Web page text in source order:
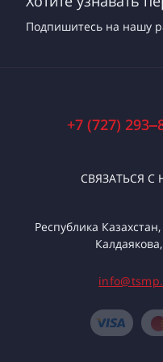
Подпишитесь на нашу
+7 (727)
СВЯЗАТЬСЯ С
Республика